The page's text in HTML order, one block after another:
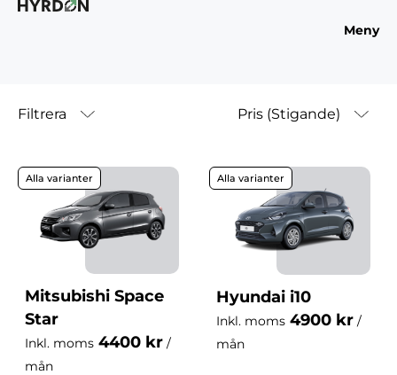
Meny
Filtrera Pris (Stigande)
Din budget
4400 kr
Märke
Alla varianter
Mitsubishi Space
Star
Inkl. moms 4400 kr /
mån
Alla varianter
Hyundai i10
Inkl. moms 4900 kr /
mån